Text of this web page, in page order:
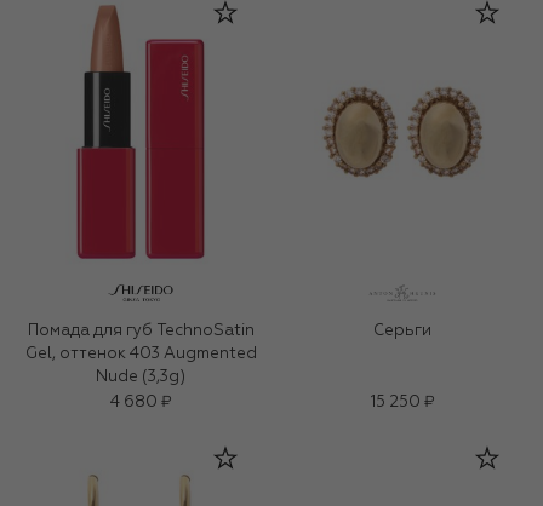
Помада для губ TechnoSatin
Gel, оттенок 403 Augmented
Nude (3,3g)
4 680 ₽
Серьги
15 250 ₽